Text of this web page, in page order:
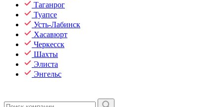
Таганрог
Туапсе
Усть-Лабинск
Хасавюрт
Черкесск
Шахты
Элиста
Энгельс